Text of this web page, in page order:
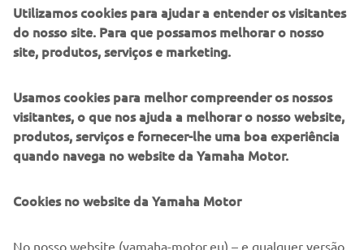
Escute os seus desejos e escolha o inovador sistema de
arranque sem chave, ao mesmo tempo que experimenta o
expoente máximo da estabilidade graças ao avançado
sistema anti derrapagem Traction Control.
Utilizamos cookies para ajudar a entender os visitantes
do nosso site. Para que possamos melhorar o nosso
site, produtos, serviços e marketing.
Usamos cookies para melhor compreender os nossos
visitantes, o que nos ajuda a melhorar o nosso website,
produtos, serviços e fornecer-lhe uma boa experiência
quando navega no website da Yamaha Motor.
Cookies no website da Yamaha Motor
No nosso website (yamaha-motor.eu) – e qualquer versão